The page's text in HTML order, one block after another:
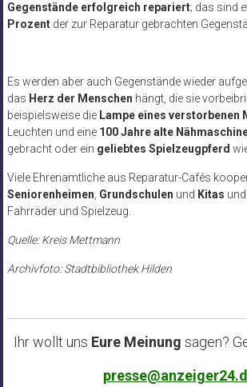
Gegenstände erfolgreich repariert; das sind
Prozentder zur Reparatur gebrachten
Es werden aber auch Gegenstände wieder
das Herz der Menschen hängt, die sie
beispielsweise die Lampe eines verstorbenen
Leuchten und eine 100 Jahre alte
gebracht oder ein geliebtes Spielzeugpferd
Viele Ehrenamtliche aus Reparatur-Cafés
Seniorenheimen Grundschulen und Kitas
Fahrräder und Spielzeug.
Quelle: Kreis Mettmann
Archivfoto: Stadtbibliothek Hilden
Ihr wollt uns Eure Meinung sagen?